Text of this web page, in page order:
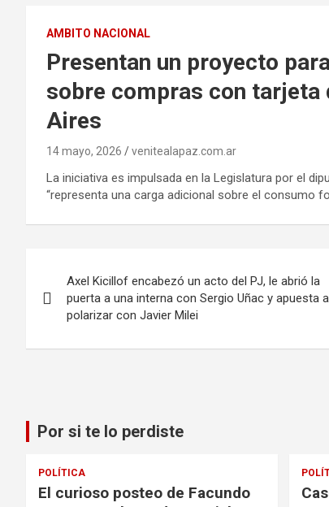
AMBITO NACIONAL
Presentan un proyecto
sobre compras con tarjeta
Aires
14 mayo, 2026 venitealapaz.com.ar
La iniciativa es impulsada en la Legislatura por el
“representa una carga adicional sobre el consumo
de
entradas
Axel Kicillof encabezó un acto del PJ, le abrió la
puerta a una interna con Sergio Uñac y apuesta a
polarizar con Javier Milei
Por si te lo perdiste
POLÍTICA
El curioso posteo de Facundo